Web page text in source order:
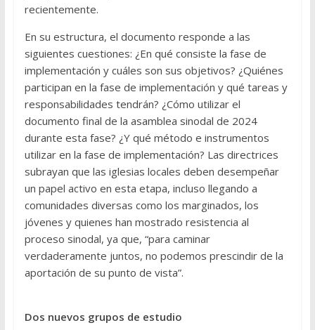
recientemente.
En su estructura, el documento responde a las
siguientes cuestiones: ¿En qué consiste la fase de
implementación y cuáles son sus objetivos? ¿Quiénes
participan en la fase de implementación y qué tareas y
responsabilidades tendrán? ¿Cómo utilizar el
documento final de la asamblea sinodal de 2024
durante esta fase? ¿Y qué método e instrumentos
utilizar en la fase de implementación? Las directrices
subrayan que las iglesias locales deben desempeñar
un papel activo en esta etapa, incluso llegando a
comunidades diversas como los marginados, los
jóvenes y quienes han mostrado resistencia al
proceso sinodal, ya que, “para caminar
verdaderamente juntos, no podemos prescindir de la
aportación de su punto de vista”.
Dos nuevos grupos de estudio